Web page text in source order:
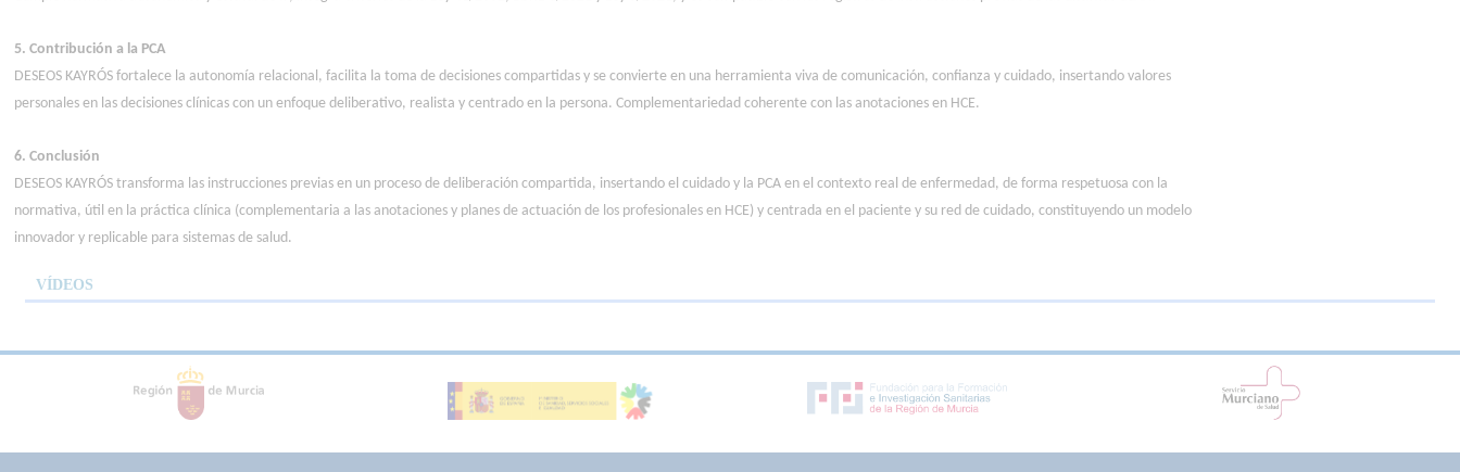
5. Contribución a la PCA
DESEOS KAYRÓS fortalece la autonomía relacional, facilita la toma de decisiones compartidas y se convierte en una herramienta viva de comunicación, confianza y cuidado, insertando valores
personales en las decisiones clínicas con un enfoque deliberativo, realista y centrado en la persona. Complementariedad coherente con las anotaciones en HCE.
6. Conclusión
DESEOS KAYRÓS transforma las instrucciones previas en un proceso de deliberación compartida, insertando el cuidado y la PCA en el contexto real de enfermedad, de forma respetuosa con la
normativa, útil en la práctica clínica (complementaria a las anotaciones y planes de actuación de los profesionales en HCE) y centrada en el paciente y su red de cuidado, constituyendo un modelo
innovador y replicable para sistemas de salud.
VÍDEOS